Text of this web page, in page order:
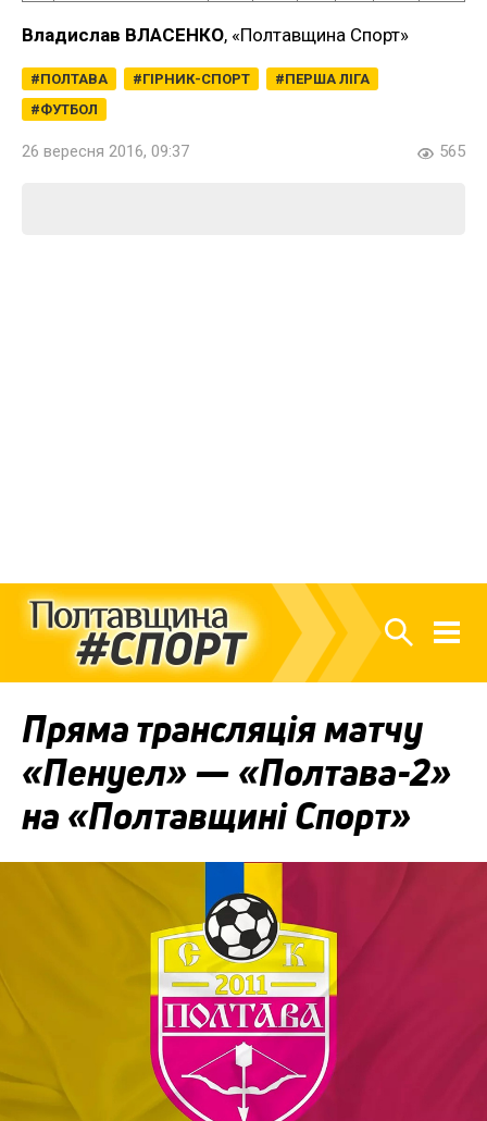
Владислав ВЛАСЕНКО, «Полтавщина Спорт»
ПОЛТАВА ГІРНИК-СПОРТ
ПЕРША ЛІГА
ФУТБОЛ
26 вересня 2016, 09:37 565
Пряма трансляція матчу
«Пенуел» — «Полтава-2»
на «Полтавщині Спорт»